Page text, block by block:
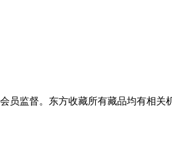
员监督。东方收藏所有藏品均有相